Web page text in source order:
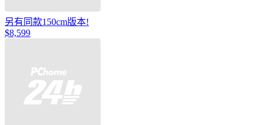
另有同款150cm版本!
$8,599